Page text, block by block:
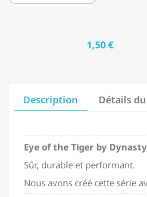
1,50 €
Description Détails
Eye of the Tiger by
Sûr, durable et performant.
Nous avons créé cette série